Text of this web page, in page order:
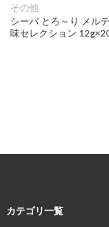
その他
シーバ とろ～り メル
味セレクション
カテゴリ一覧